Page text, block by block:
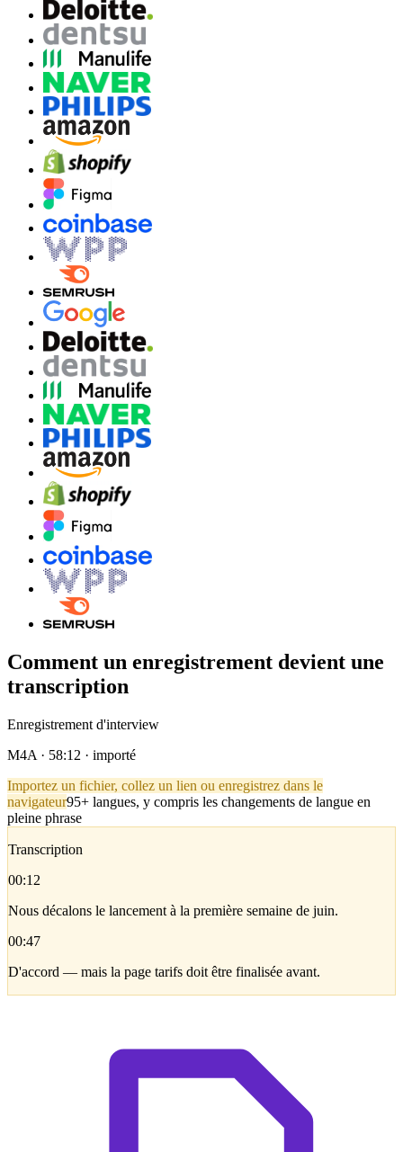
Comment un enregistrement devient une
transcription
Enregistrement d'interview
M4A · 58:12 · importé
Importez un fichier, collez un lien ou enregistrez dans le
navigateur95+ langues, y compris les changements de langue en
pleine phrase
Transcription
00:12
Nous décalons le lancement à la première semaine de juin.
00:47
D'accord — mais la page tarifs doit être finalisée avant.